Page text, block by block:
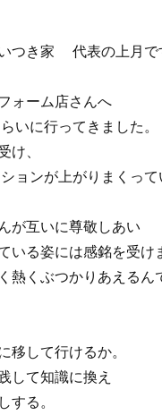
つき家
代表の上月で
ォーム店さんへ
いに行ってきました。
け、
ョンが上がりまくっ
が互いに尊敬しあい
いる姿には感銘を受け
熱くぶつかりあえるん
移して行けるか。
して知識に換え
する。